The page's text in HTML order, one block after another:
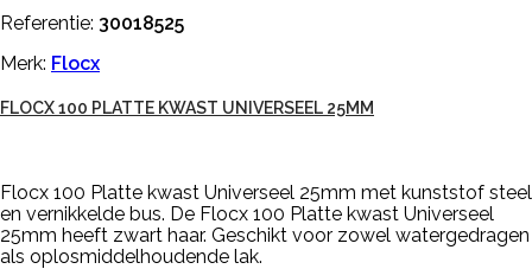
Referentie: 30018525
Merk: Flocx
FLOCX 100 PLATTE KWAST UNIVERSEEL 25MM
Flocx 100 Platte kwast Universeel 25mm met kunststof steel
en vernikkelde bus. De Flocx 100 Platte kwast Universeel
25mm heeft zwart haar. Geschikt voor zowel watergedragen
als oplosmiddelhoudende lak.